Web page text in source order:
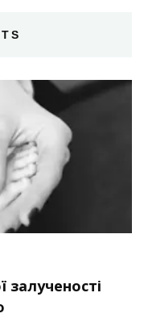
залученості